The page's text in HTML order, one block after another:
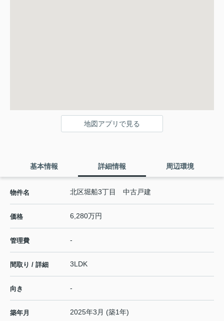
地図アプリで見る
基本情報 詳細情報 周辺環境
物件名 北区堀船3丁目 中古戸建
価格 6,280万円
管理費 -
間取り / 詳細 3LDK
向き -
築年月 2025年3月 (築1年)